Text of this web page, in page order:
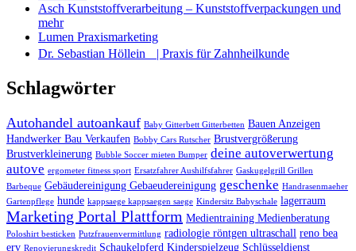
Asch Kunststoffverarbeitung – Kunststoffverpackungen und
mehr
Lumen Praxismarketing
Dr. Sebastian Höllein | Praxis für Zahnheilkunde
Schlagwörter
Autohandel autoankauf Baby Gitterbett Gitterbetten Bauen Anzeigen
Handwerker Bau Verkaufen Bobby Cars Rutscher Brustvergrößerung
Brustverkleinerung Bubble Soccer mieten Bumper deine autoverwertung
autove ergometer fitness sport Ersatzfahrer Aushilfsfahrer Gaskugelgrill Grillen
Barbeque Gebäudereinigung Gebaeudereinigung geschenke Handrasenmaeher
Gartenpflege hunde kappsaege kappsaegen saege Kindersitz Babyschale lagerraum
Marketing Portal Plattform Medientraining Medienberatung
Poloshirt besticken Putzfrauenvermittlung radiologie röntgen ultraschall reno bea
erv Renovierungskredit Schaukelpferd Kinderspielzeug Schlüsseldienst